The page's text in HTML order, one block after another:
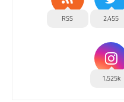
2,455
RSS
1,525k